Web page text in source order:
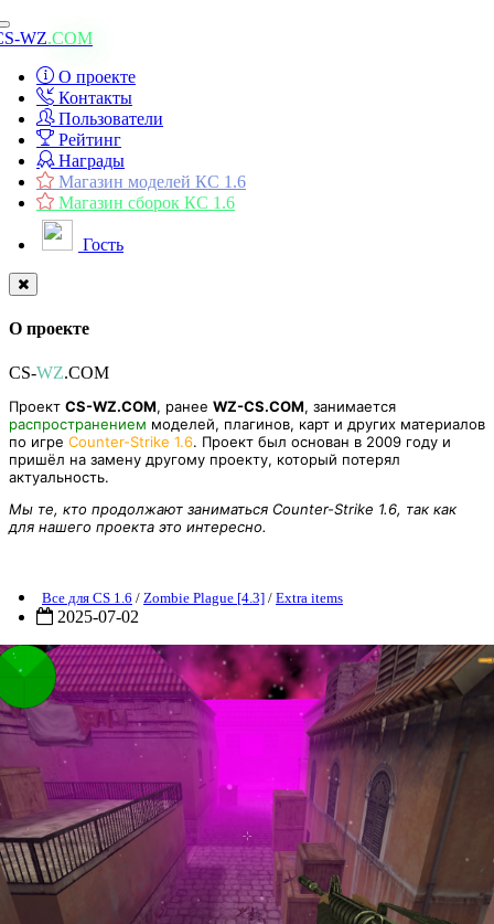
Toggle
navigation
WZ.COM
О проекте
Контакты
Пользователи
Рейтинг
Награды
Магазин моделей КС 1.6
Магазин сборок КС 1.6
Гость
О проекте
CS-WZ.COM
Проект CS-WZ.COM, ранее WZ-CS.COM, занимается
распространением моделей, плагинов, карт и других материалов
по игре Counter-Strike 1.6. Проект был основан в 2009 году и
пришёл на замену другому проекту, который потерял
актуальность.
Мы те, кто продолжают заниматься Counter-Strike 1.6, так как
для нашего проекта это интересно.
Все для CS 1.6 / Zombie Plague [4.3] / Extra items
2025-07-02